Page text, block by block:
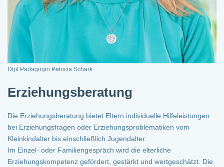
Dipl.Pädagogin Patricia Schark
Erziehungsberatung
Die Erziehungsberatung bietet Eltern individuelle Hilfeleistungen
bei Erziehungsfragen oder Erziehungsproblematiken vom
Kleinkindalter bis einschließlich Jugendalter.
Im Einzel- oder Familiengespräch wird die elterliche
Erziehungskompetenz gefördert, gestärkt und wertgeschätzt. Die